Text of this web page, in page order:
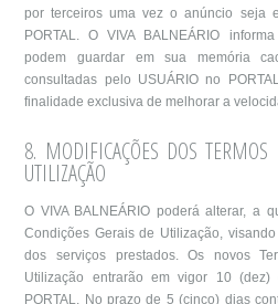
por terceiros uma vez o anúncio seja
PORTAL. O VIVA BALNEÁRIO
podem guardar em sua memória
consultadas pelo USUÁRIO no
finalidade exclusiva de melhorar a
8. MODIFICAÇÕES DOS
UTILIZAÇÃO
O VIVA BALNEÁRIO poderá alterar, a
Condições Gerais de Utilização,
dos serviços prestados. Os novos
Utilização entrarão em vigor 10
PORTAL. No prazo de 5 (cinco) dias